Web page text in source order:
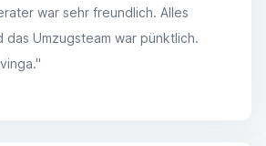
war sehr freundlich. Alles
Umzugsteam war pünktlich.
"